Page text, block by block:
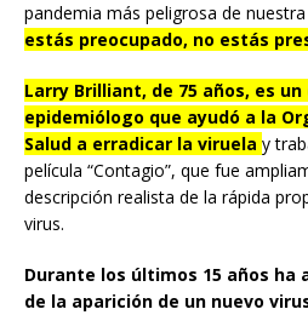
pandemia más peligrosa de nuestra
estás preocupado, no estás
Larry Brilliant, de 75 años, es
epidemiólogo que ayudó a la
Salud a erradicar la viruela y
película “Contagio”, que fue
descripción realista de la rápida
virus.
Durante los últimos 15 años ha
de la aparición de un nuevo